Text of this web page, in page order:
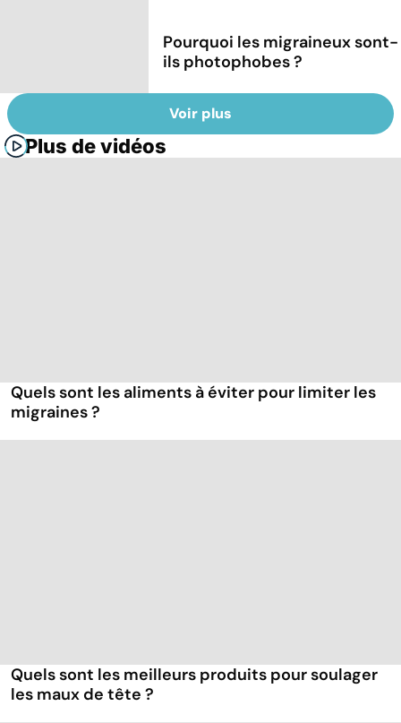
Pourquoi les migraineux sont-
ils photophobes ?
Voir plus
Plus de vidéos
Quels sont les aliments à éviter pour limiter les
migraines ?
Quels sont les meilleurs produits pour soulager
les maux de tête ?